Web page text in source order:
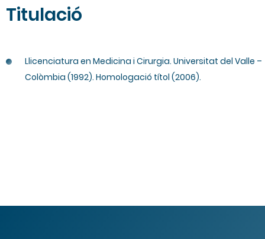
Titulació
Llicenciatura en Medicina i Cirurgia. Universitat del Valle –
Colòmbia (1992). Homologació títol (2006).